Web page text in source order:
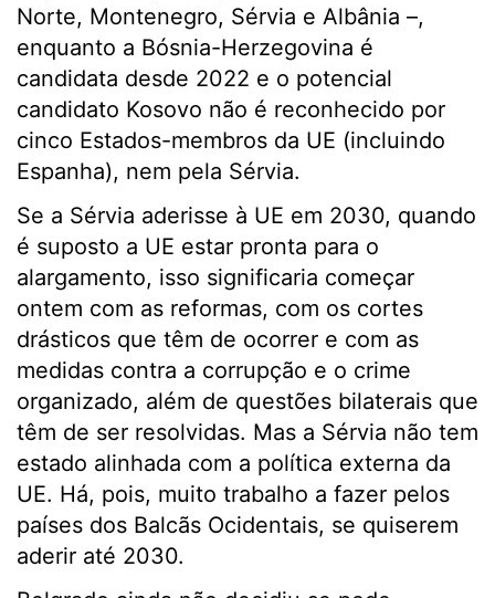
Norte, Montenegro, Sérvia e Albânia –,
enquanto a Bósnia-Herzegovina é
candidata desde 2022 e o potencial
candidato Kosovo não é reconhecido por
cinco Estados-membros da UE (incluindo
Espanha), nem pela Sérvia.
Se a Sérvia aderisse à UE em 2030, quando
é suposto a UE estar pronta para o
alargamento, isso significaria começar
ontem com as reformas, com os cortes
drásticos que têm de ocorrer e com as
medidas contra a corrupção e o crime
organizado, além de questões bilaterais que
têm de ser resolvidas. Mas a Sérvia não tem
estado alinhada com a política externa da
UE. Há, pois, muito trabalho a fazer pelos
países dos Balcãs Ocidentais, se quiserem
aderir até 2030.